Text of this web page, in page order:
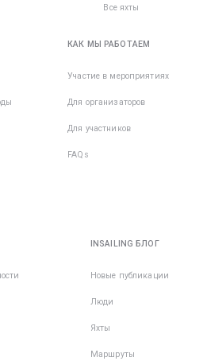
Все яхты
КАК МЫ РАБОТАЕМ
Участие в мероприятиях
Для организаторов
Для участников
FAQs
INSAILING БЛОГ
Новые публикации
Люди
Яхты
Маршруты